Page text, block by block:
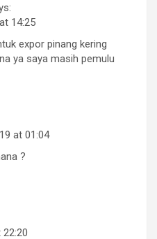
14:25
expor pinang kering
ya saya masih pemulu
at 01:04
?
22:20